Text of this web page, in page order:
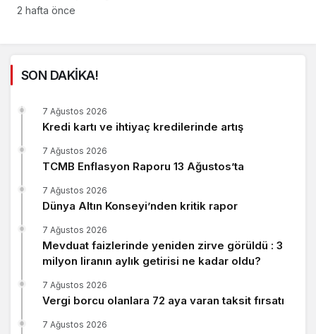
dolarlık sözleşme
2 hafta önce
SON DAKİKA!
Kredi kartı ve ihtiyaç kredilerinde artış
7 Ağustos 2026
TCMB Enflasyon Raporu 13 Ağustos’ta
7 Ağustos 2026
Dünya Altın Konseyi’nden kritik rapor
7 Ağustos 2026
Mevduat faizlerinde yeniden zirve görüldü : 3
milyon liranın aylık getirisi ne kadar oldu?
7 Ağustos 2026
Vergi borcu olanlara 72 aya varan taksit fırsatı
7 Ağustos 2026
7 Ağustos 2026